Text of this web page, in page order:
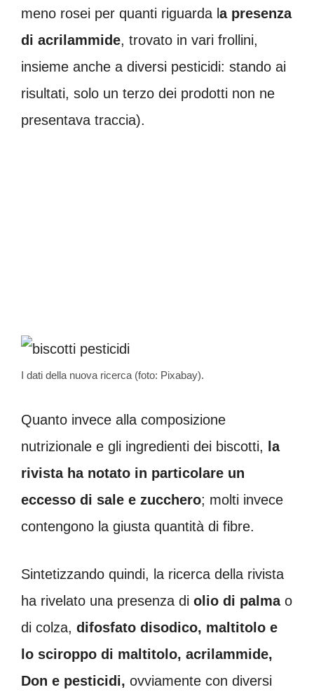
meno rosei per quanti riguarda l a presenza
di acrilammide, trovato in vari frollini,
insieme anche a diversi pesticidi: stando ai
risultati, solo un terzo dei prodotti non ne
presentava traccia).
I dati della nuova ricerca (foto: Pixabay).
Quanto invece alla composizione
nutrizionale e gli ingredienti dei biscotti,
la
rivista ha notato in particolare un
eccesso di sale e zucchero; molti invece
contengono la giusta quantità di fibre.
Sintetizzando quindi, la ricerca della rivista
ha rivelato una presenza di olio di palmao
di colza, difosfato disodico, maltitolo e
lo sciroppo di maltitolo, acrilammide,
Don e pesticidi, ovviamente con diversi